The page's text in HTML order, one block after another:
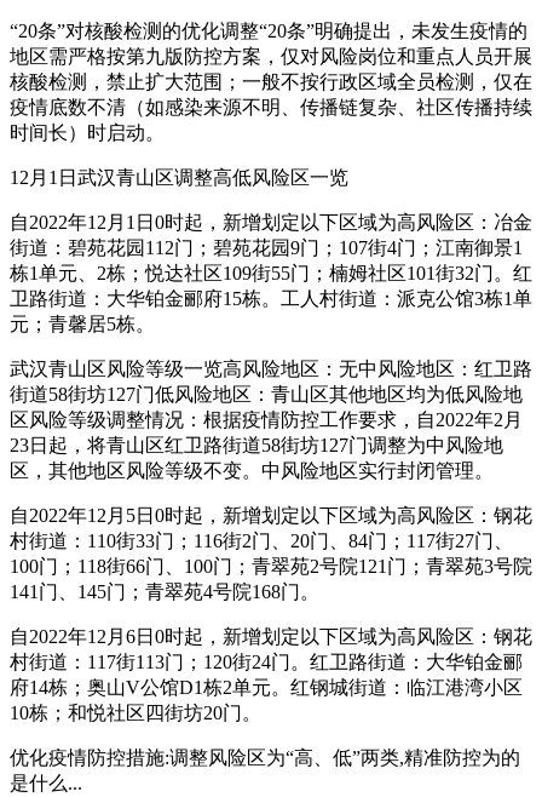
“20条”对核酸检测的优化调整“20条”明确提出，未发生疫情的
地区需严格按第九版防控方案，仅对风险岗位和重点人员开展
核酸检测，禁止扩大范围；一般不按行政区域全员检测，仅在
疫情底数不清（如感染来源不明、传播链复杂、社区传播持续
时间长）时启动。
12月1日武汉青山区调整高低风险区一览
自2022年12月1日0时起，新增划定以下区域为高风险区：冶金
街道：碧苑花园112门；碧苑花园9门；107街4门；江南御景1
栋1单元、2栋；悦达社区109街55门；楠姆社区101街32门。红
卫路街道：大华铂金郦府15栋。工人村街道：派克公馆3栋1单
元；青馨居5栋。
武汉青山区风险等级一览高风险地区：无中风险地区：红卫路
街道58街坊127门低风险地区：青山区其他地区均为低风险地
区风险等级调整情况：根据疫情防控工作要求，自2022年2月
23日起，将青山区红卫路街道58街坊127门调整为中风险地
区，其他地区风险等级不变。中风险地区实行封闭管理。
自2022年12月5日0时起，新增划定以下区域为高风险区：钢花
村街道：110街33门；116街2门、20门、84门；117街27门、
100门；118街66门、100门；青翠苑2号院121门；青翠苑3号院
141门、145门；青翠苑4号院168门。
自2022年12月6日0时起，新增划定以下区域为高风险区：钢花
村街道：117街113门；120街24门。红卫路街道：大华铂金郦
府14栋；奥山V公馆D1栋2单元。红钢城街道：临江港湾小区
10栋；和悦社区四街坊20门。
优化疫情防控措施:调整风险区为“高、低”两类,精准防控为的
是什么...